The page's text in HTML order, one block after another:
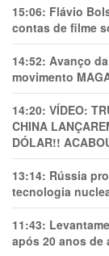
15:06: Flávio
contas de filme
14:52: Avanço
movimento
14:20: VÍDEO:
CHINA
DÓLAR!!
13:14: Rússia
tecnologia
11:43:
após 20 anos